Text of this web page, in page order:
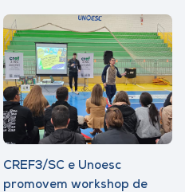
CREF3/SC e Unoesc
promovem workshop de